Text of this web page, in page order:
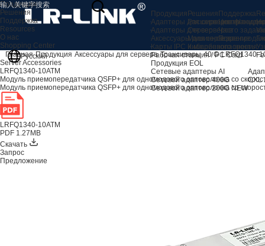
Продукция
Адаптеры для серверов AI
Адаптеры для серверов
Аксессуары для сервера
Карты IPC и машинного зрения
Рабочая станция / PC Card
Продукция EOL
Сетевые адаптеры AI
Сетевой адаптер 400G
Сетевой адаптер 200G NEW
CXL
Решения
Расширение
Сервер
Машинное зрение
Кибербезопасность
Поддержка
Центр
Часто
Продукция
Решения
Поддержка
Resources
О нас
Shopping Center
Русский
Главная Продукция Аксессуары для сервера Трансиверы 40 G LRFQ1340-
Server Accessories
LRFQ1340-10ATM
Модуль приемопередатчика QSFP+ для одномодового оптоволокна со
Модуль приемопередатчика QSFP+ для одномодового оптоволокна со
LRFQ1340-10ATM
PDF 1.27MB
Скачать
Запрос
Предложение